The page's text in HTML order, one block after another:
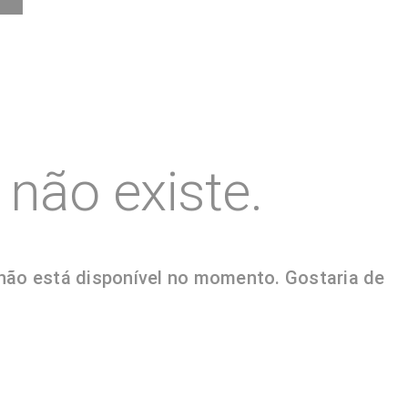
existe.
está disponível no momento. Gostaria de